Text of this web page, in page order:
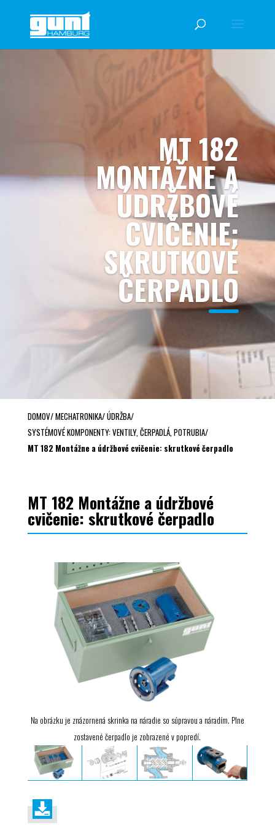
MT 182
MONTÁŽNE A
ÚDRŽBOVÉ
CVIČENIE:
SKRUTKOVÉ
ČERPADLO
DOMOV/MECHATRONIKA/ÚDRŽBA/
SYSTÉMOVÉ KOMPONENTY: VENTILY, ČERPADLÁ, POTRUBIA/
MT 182 Montážne a údržbové cvičenie: skrutkové čerpadlo
MT 182 Montážne a údržbové
cvičenie: skrutkové čerpadlo
Na obrázku je znázornená skrinka na náradie so súpravou a náradím. Plne
zostavené čerpadlo je zobrazené v popredí.